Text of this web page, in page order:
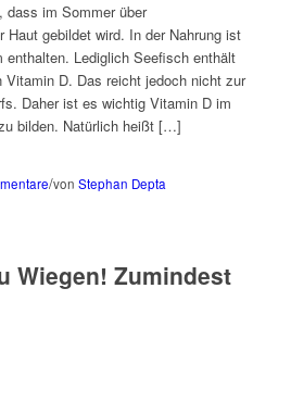
dass im Sommer über
Haut gebildet wird. In der Nahrung ist
enthalten. Lediglich Seefisch enthält
Vitamin D. Das reicht jedoch nicht zur
Daher ist es wichtig Vitamin D im
bilden. Natürlich heißt […]
/von Stephan Depta
Wiegen! Zumindest